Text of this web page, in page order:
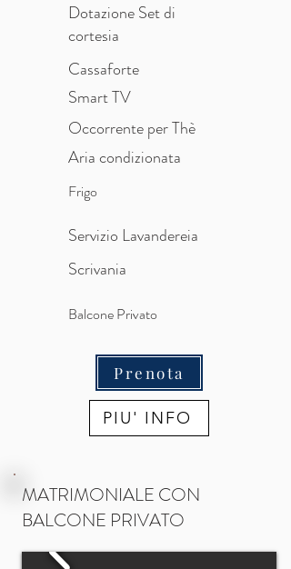
Dotazione Set di
cortesia
Cassaforte
Smart TV
Occorrente per Thè
Frigo
Aria condizionata
Servizio Lavandereia
Scrivania
Balcone Privato
Prenota
PIU' INFO
MATRIMONIALE CON
BALCONE PRIVATO